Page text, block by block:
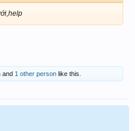
and 1 other person like this.